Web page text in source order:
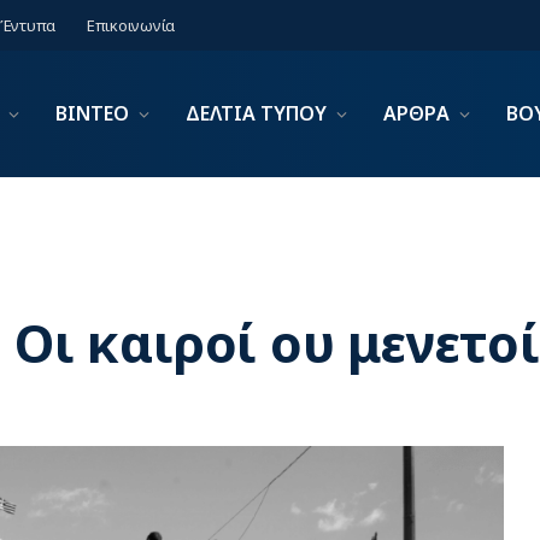
Έντυπα Επικοινωνία
ΒΙΝΤΕΟ ΔΕΛΤΙΑ ΤΥΠΟΥ ΑΡΘΡΑ
καιροί ου μενετοί